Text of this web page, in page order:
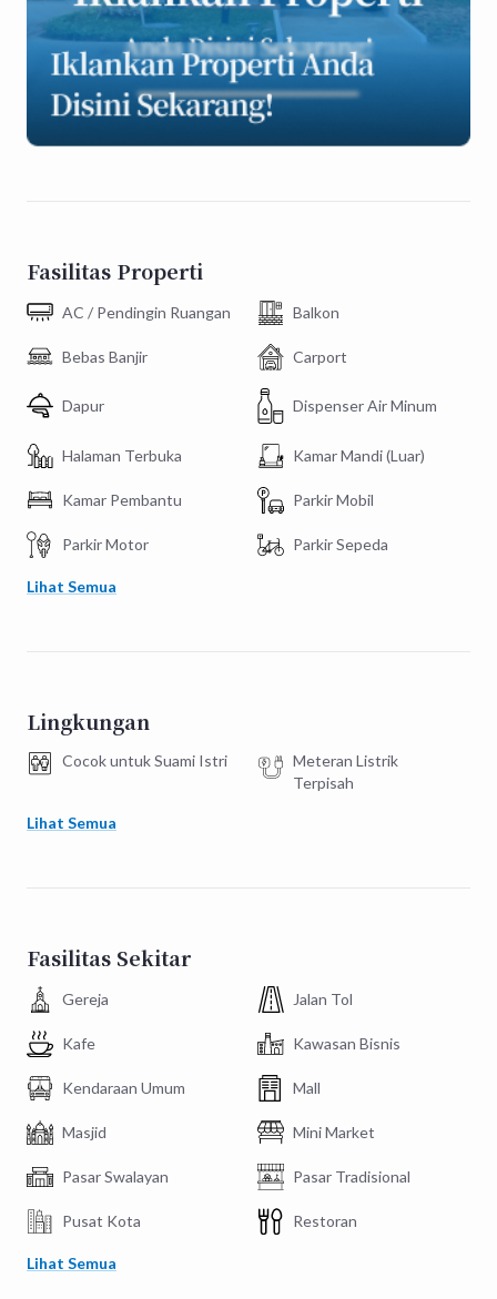
Fasilitas Properti
AC / Pendingin Ruangan Balkon
Bebas Banjir Carport
Dapur Dispenser Air Minum
Halaman Terbuka Kamar Mandi (Luar)
Kamar Pembantu Parkir Mobil
Parkir Motor Parkir Sepeda
Lihat Semua
Lingkungan
Cocok untuk Suami Istri
Meteran Listrik
Terpisah
Lihat Semua
Fasilitas Sekitar
Gereja Jalan Tol
Kafe Kawasan Bisnis
Kendaraan Umum Mall
Masjid Mini Market
Pasar Swalayan Pasar Tradisional
Pusat Kota Restoran
Lihat Semua